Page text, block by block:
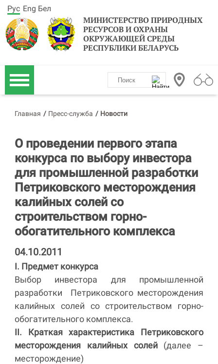
МИНИСТЕРСТВО ПРИРОДНЫХ
РЕСУРСОВ И ОХРАНЫ
ОКРУЖАЮЩЕЙ СРЕДЫ
РЕСПУБЛИКИ БЕЛАРУСЬ
Рус Eng Бел
Главная / Пресс-служба / Новости
О проведении первого этапа
конкурса по выбору инвестора
для промышленной разработки
Петриковского месторождения
калийных солей со
строительством горно-
обогатительного комплекса
04.10.2011
I. Предмет конкурса
Выбор инвестора для промышленной
разработки Петриковского месторождения
калийных солей со строительством горно-
обогатительного комплекса.
II. Краткая характеристика Петриковского
месторождения калийных солей(далее –
месторождение)